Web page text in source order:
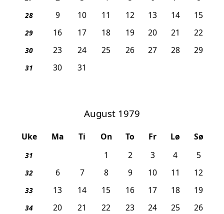
28 9 10 11 12 13 14 15
29 16 17 18 19 20 21 22
30 23 24 25 26 27 28 29
31 30 31
August 1979
Uke Ma Ti On To Fr Lø Sø
31 1 2 3 4 5
32 6 7 8 9 10 11 12
33 13 14 15 16 17 18 19
34 20 21 22 23 24 25 26